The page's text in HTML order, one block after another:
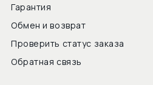
Гарантия
Обмен и возврат
Проверить статус заказа
Обратная связь